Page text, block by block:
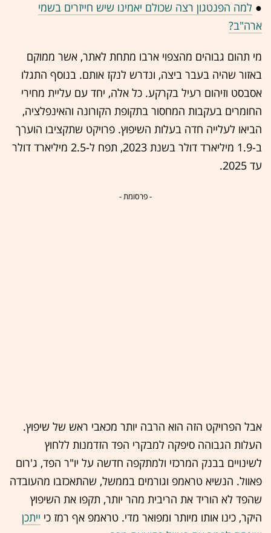
● למה הפנטגון רצה שכולם יאמינו שיש חייזרים בשמי
ארה"ב?
מי תהום גבוהים מהצפוי ארבו מתחת לאתר, אשר ממוקם
באזור שהיה בעבר ביצה, ונדרש לנקז אותם. בנוסף התגלו
אסבסט וזיהום רעיל בקרקע. כל אלה, יחד עם עליית מחירי
החומרים בעקבות המחסור בתקופת הקורונה והאינפלציה,
הביאו לעלייה חדה בעלות השיפוץ. פרויקט שתקציבו הוערך
ב-1.9 מיליארד דולר בשנת 2023, תפח ל-2.5 מיליארד דולר
עד 2025.
- פרסומת -
אבל הפרויקט הזה הוא הרבה יותר מכאבי ראש של שיפוץ.
העלות הגבוהה סיפקה למבקרי הפד הזדמנות ללחוץ
לשינויים בבנק המרכזי ולמתקפה חדשה על יו"ר הפד, ג'רום
פאוול. הנשיא טראמפ וגורמים בממשל, שהתאכזבו מהעובדה
שהפד לא הוריד את הריבית מהר יותר, תקפו את השיפוץ
היקר, כינו אותו מיותר ומפואר מדי. טראמפ אף רמז כי ייתכן